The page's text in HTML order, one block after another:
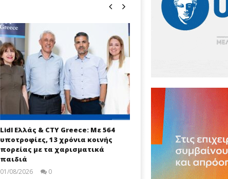
Lidl Ελλάς & CTY Greece: Με 564
υποτροφίες, 13 χρόνια κοινής
πορείας με τα χαρισματικά
παιδιά
01/08/2026
0